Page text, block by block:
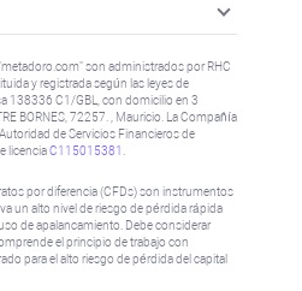
son administrados por RHC
y registrada según las leyes de
138336 C1/GBL, con domicilio en 3
BORNES, 72257. , Mauricio. La Compañía
de Servicios Financieros de
licenciaC115015381
por diferencia (CFDs) son instrumentos
un alto nivel de riesgo de pérdida rápida
de apalancamiento. Debe considerar
el principio de trabajo con
para el alto riesgo de pérdida del capital